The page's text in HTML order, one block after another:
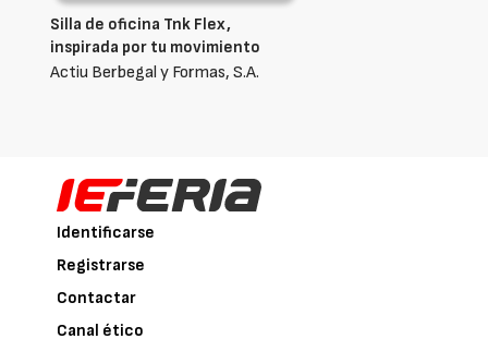
Silla de oficina Tnk Flex,
inspirada por tu movimiento
Actiu Berbegal y Formas, S.A.
Identificarse
Registrarse
Contactar
Canal ético